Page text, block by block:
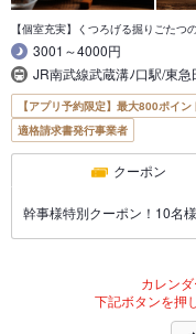
【個室充実】くつろげる掘りごたつ
3001～4000円
JR南武線武蔵溝ﾉ口駅/東
【アプリ予約限定】最大800ポイ
適格請求書発行事業者
クーポン
幹事様特別クーポン！10名
カレン
下記ボタンを押